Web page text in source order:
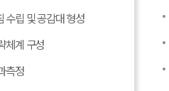
수립 및 공감대 형성
체계 구성
측정